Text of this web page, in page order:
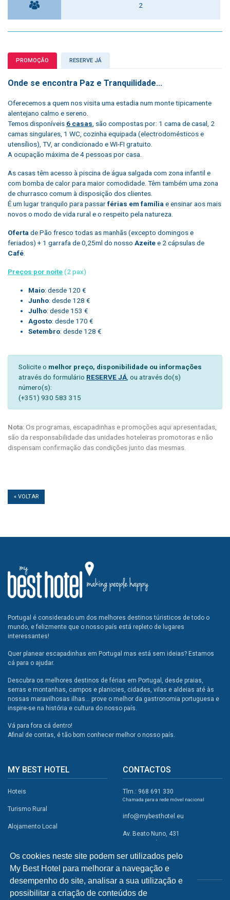
Os cookies neste site podem ser utilizados pelo
My Best Hotel para melhorar a navegação e
desempenho do site, analisar a sua utilização e
possibilitar a criação de conteúdos de
2
PROMOÇÃO RESERVE JÁ
Onde se encontra Paz e Tranquilidade...
Oferecemos a quem nos visita uma estadia num monte tipicamente
alentejano calmo e sereno.
Temos disponíveis 6 casas , são compostas por: 1 cama de casal, 2
camas singulares, 1 WC, cozinha equipada (electrodomésticos e
utensílios), TV, ar condicionado e WI-FI gratuito.
A ocupação máxima de 4 pessoas por casa.
As casas têm acesso à piscina de água salgada com zona infantil e
com bomba de calor para maior comodidade. Têm também uma zona
de churrasco comum à disposição dos clientes.
É um lugar tranquilo para passarférias em família e ensinar aos mais
novos o modo de vida rural e o respeito pela natureza.
Oferta de Pão fresco todas as manhãs (excepto domingos e
feriados) + 1 garrafa de 0,25ml do nosso Azeitee 2 cápsulas de
Café
Preços por noite(2 pax)
Maio: desde 120 €
Junho: desde 128 €
Julho: desde 153 €
Agosto: desde 170 €
Setembro: desde 128 €
Solicite o melhor preço, disponibilidade ou informações
através do formulário RESERVE JÁ , ou através do(s)
número(s):
(+351) 930 583 315
Nota:Os programas, escapadinhas e promoções aqui apresentadas,
são da responsabilidade das unidades hoteleiras promotoras e não
dispensam confirmação das condições junto das mesmas.
« VOLTAR
Portugal é considerado um dos melhores destinos túristicos de todo o
mundo, e felizmente que o nosso país está repleto de lugares
interessantes!
Quer planear escapadinhas em Portugal mas está sem ideias? Estamos
cá para o ajudar.
Descubra os melhores destinos de férias em Portugal, desde praias,
serras e montanhas, campos e planicies, cidades, vilas e aldeias até às
nossas maravilhosas ilhas... prove o melhor da gastronomia portuguesa e
inspire-se na história e cultura do nosso país.
Vá para fora cá dentro!
Afinal de contas, é tão bom conhecer melhor o nosso país.
MY BEST HOTEL
Hoteis
Turismo Rural
Alojamento Local
Campismo
Atividades
Restaurantes
CONTACTOS
Tlm.: 968 691 330
Chamada para a rede móvel nacional
info@mybesthotel.eu
Av. Beato Nuno, 431
2495-401 Fátima
REDES SOCIAIS